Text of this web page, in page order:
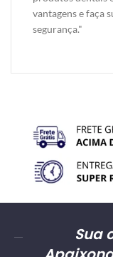
vantagens e faça
segurança."
Sua